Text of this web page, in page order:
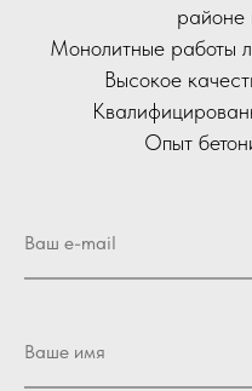
районе
Монолитные работы
Высокое
Опыт